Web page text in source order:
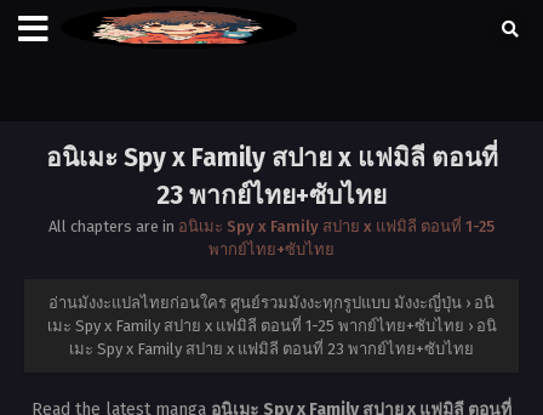
อนิเมะ Spy x Family สปาย x แฟมิลี ตอนที่
23 พากย์ไทย+ซับไทย
All chapters are in อนิเมะ Spy x Family สปาย x แฟมิลี ตอนที่ 1-25
พากย์ไทย+ซับไทย
อ่านมังงะแปลไทยก่อนใคร ศูนย์รวมมังงะทุกรูปแบบ มังงะญี่ปุ่น › อนิ
เมะ Spy x Family สปาย x แฟมิลี ตอนที่ 1-25 พากย์ไทย+ซับไทย › อนิ
เมะ Spy x Family สปาย x แฟมิลี ตอนที่ 23 พากย์ไทย+ซับไทย
Read the latest manga อนิเมะ Spy x Family สปาย x แฟมิลี ตอนที่